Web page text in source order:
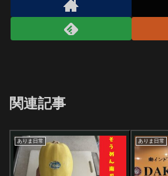
関連記事
ありま日常 ありま日常